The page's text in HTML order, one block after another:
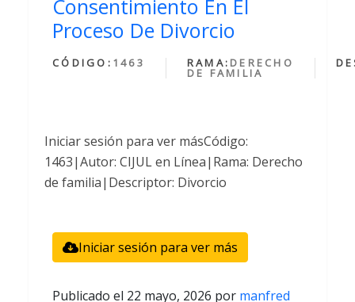
Consentimiento En El
Proceso De Divorcio
CÓDIGO: 1463 RAMA: DERECHO
DE FAMILIA
Iniciar sesión para ver másCódigo:
1463|Autor: CIJUL en Línea|Rama: Derecho
de familia|Descriptor: Divorcio
Iniciar sesión para ver más
Publicado el 22 mayo, 2026 por manfred